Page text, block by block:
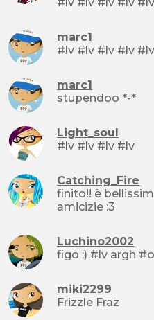
marc1
marc1
stupendoo *-*
Light_soul
#lv #lv #lv #lv
Catching_Fire
finito!! è
amicizie :3
Luchino2002
figo ;) #lv
miki2299
Frizzle Fraz